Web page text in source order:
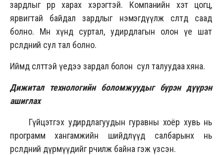
зардлыг өөрөөр харах хэрэгтэй. Компанийн хэт цогц,
ярвигтай байдал зардлыг нэмэгдүүлж өсөлтөд саад
болно. Мөн хүнд суртал, удирдлагын олон үе шат
өрсөлдөөний сул тал болно.
Иймд өсөлттэй үедээ зардал болон сул талуудаа хяна.
Дижитал технологийн боломжуудыг бүрэн дүүрэн
ашиглах
Гүйцэтгэх удирдлагуудын гуравны хоёр хувь нь
программ хангамжийн шийдлүүд салбарынх нь
өрсөлдөөний дүрмүүдийг өөрчилж байна гэж үзсэн.